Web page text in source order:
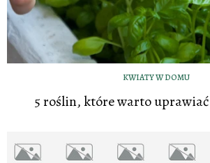
KWIATY W DOMU
5 roślin, które warto